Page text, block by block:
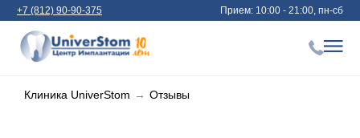
+7 (812) 90-90-375 Прием: 10:00 - 21:00, пн-сб
Клиника UniverStom → Отзывы